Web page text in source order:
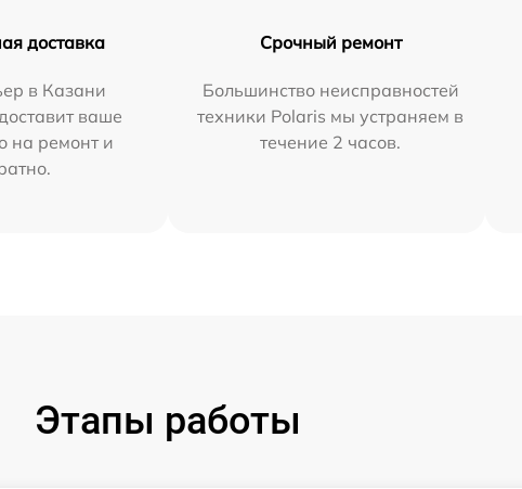
доставка
в Казани
ваше
на ремонт и
Срочный ремонт
Большинство неисправностей
техники Polaris мы устраняем в
течение 2 часов.
Этапы работы